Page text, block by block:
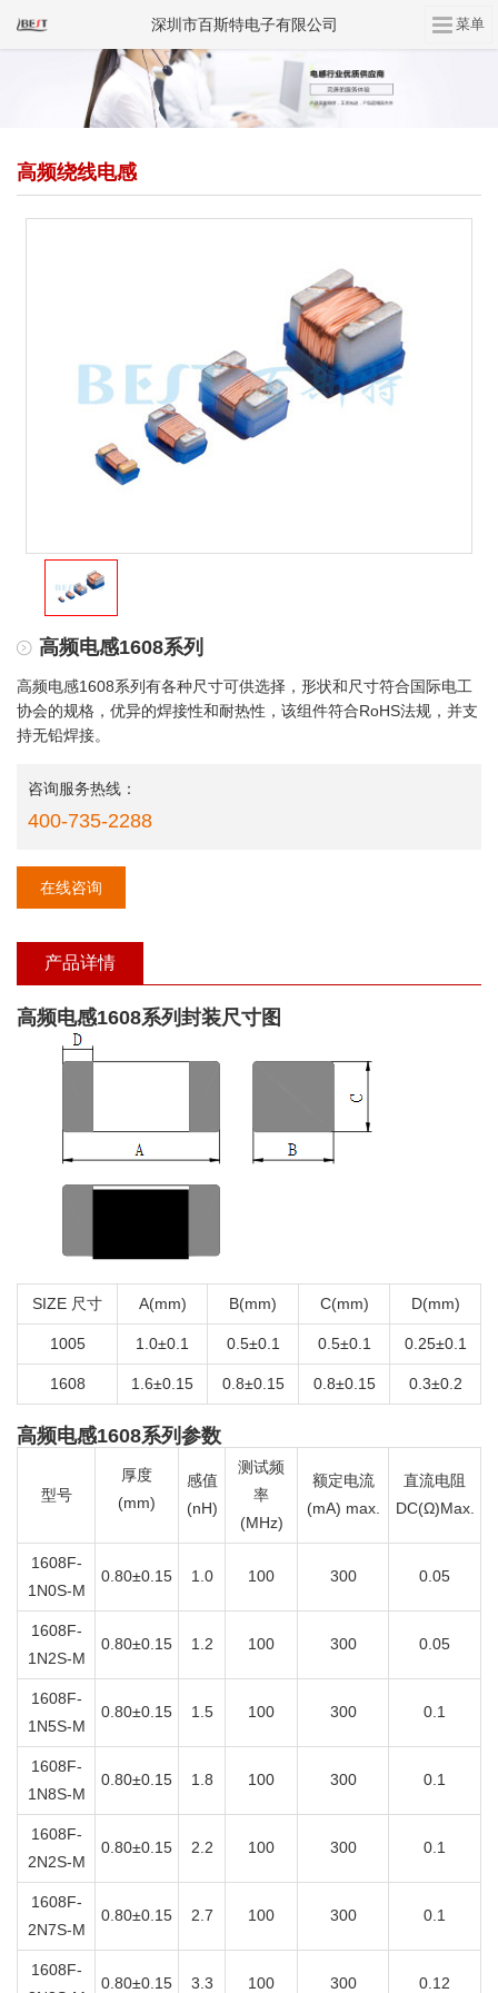
高频绕线电感
高频电感1608系列
高频电感1608系列有各种尺寸可供选择，形状和尺寸符合国际电工
协会的规格，优异的焊接性和耐热性，该组件符合RoHS法规，并支
持无铅焊接。
咨询服务热线：
400-735-2288
在线咨询
产品详情
高频电感1608系列封装尺寸图
SIZE 尺寸 A(mm) B(mm) C(mm) D(mm)
1005 1.0±0.1 0.5±0.1 0.5±0.1 0.25±0.1
1608 1.6±0.15 0.8±0.15 0.8±0.15 0.3±0.2
高频电感1608系列参数
型号
厚度
(mm)
感值
(nH)
测试频
率
(MHz)
额定电流
(mA) max.
直流电阻
DC(Ω)Max.
1608F-
1N0S-M
0.80±0.15 1.0 100 300 0.05
1608F-
1N2S-M
0.80±0.15 1.2 100 300 0.05
1608F-
1N5S-M
0.80±0.15 1.5 100 300 0.1
1608F-
1N8S-M
0.80±0.15 1.8 100 300 0.1
1608F-
2N2S-M
0.80±0.15 2.2 100 300 0.1
1608F-
2N7S-M
0.80±0.15 2.7 100 300 0.1
1608F-
0.80±0.15 3.3 100 300 0.12
深圳市百斯特电子有限公司